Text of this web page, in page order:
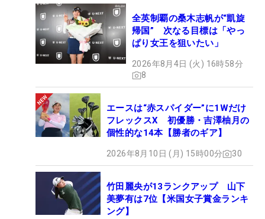
全英制覇の桑木志帆が“凱旋
帰国” 次なる目標は「やっ
ぱり女王を狙いたい」
2026年8月4日 (火) 16時58分
8
エースは“赤スパイダー”に1Wだけ
フレックスX 初優勝・吉澤柚月の
個性的な14本【勝者のギア】
2026年8月10日 (月) 15時00分 30
竹田麗央が13ランクアップ 山下
美夢有は7位【米国女子賞金ランキ
ング】